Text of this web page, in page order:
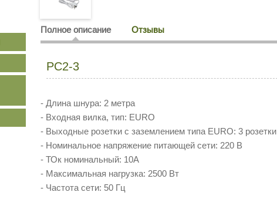
Полное описание Отзывы
PC2-3
- Длина шнура: 2 метра
- Входная вилка, тип: EURO
- Выходные розетки с заземлением типа EURO: 3 розетки
- Номинальное напряжение питающей сети: 220 В
- ТОк номинальный: 10А
- Максимальная нагрузка: 2500 Вт
- Частота сети: 50 Гц